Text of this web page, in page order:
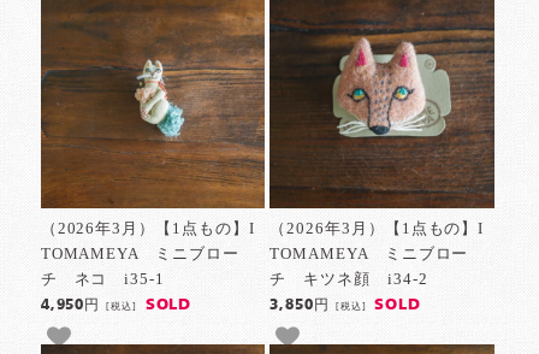
（2026年3月）【1点もの】I
TOMAMEYA ミニブロー
チ ネコ i35-1
4,950円[税込] SOLD
（2026年3月）【1点もの】I
TOMAMEYA ミニブロー
チ キツネ顔 i34-2
3,850円 [税込] SOLD